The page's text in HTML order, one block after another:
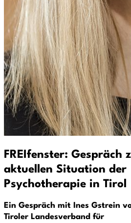
FREIfenster: Gespräch
aktuellen Situation der
Psychotherapie in Tirol
Ein Gespräch mit Ines Gstrein
Tiroler Landesverband für